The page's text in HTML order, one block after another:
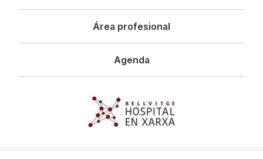
Área profesional
Agenda